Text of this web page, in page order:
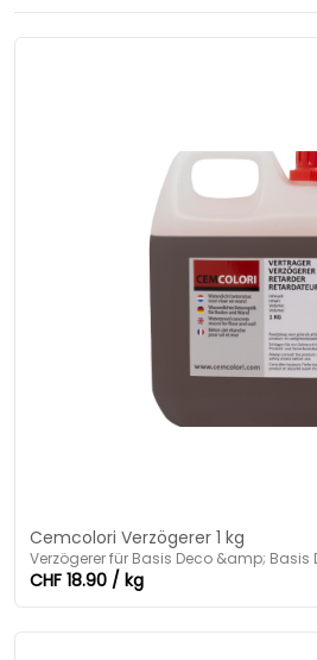
Cemcolori Verzögerer 1 kg
Verzögerer für Basis Deco &amp; Basis
CHF 18.90 / kg